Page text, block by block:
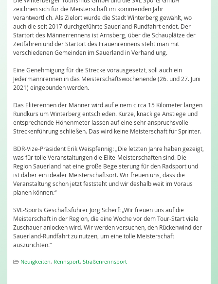
zeichnen sich für die Meisterschaft im kommenden Jahr
verantwortlich. Als Zielort wurde die Stadt Winterberg gewählt, wo
auch die seit 2017 durchgeführte Sauerland-Rundfahrt endet. Der
Startort des Männerrennens ist Arnsberg, über die Schauplätze der
Zeitfahren und der Startort des Frauenrennens steht man mit
verschiedenen Gemeinden im Sauerland in Verhandlung.
Eine Genehmigung für die Strecke vorausgesetzt, soll auch ein
Jedermannrennen in das Meisterschaftswochenende (26. und 27. Juni
2021) eingebunden werden.
Das Eliterennen der Männer wird auf einem circa 15 Kilometer langen
Rundkurs um Winterberg entschieden. Kurze, knackige Anstiege und
entsprechende Höhenmeter lassen auf eine sehr anspruchsvolle
Streckenführung schließen. Das wird keine Meisterschaft für Sprinter.
BDR-Vize-Präsident Erik Weispfennig: „Die letzten Jahre haben gezeigt,
was für tolle Veranstaltungen die Elite-Meisterschaften sind. Die
Region Sauerland hat eine große Begeisterung für den Radsport und
ist daher ein idealer Meisterschaftsort. Wir freuen uns, dass die
Veranstaltung schon jetzt feststeht und wir deshalb weit im Voraus
planen können.“
SVL-Sports Geschäftsführer Jörg Scherf: „Wir freuen uns auf die
Meisterschaft in der Region, die eine Woche vor dem Tour-Start viele
Zuschauer anlocken wird. Wir werden versuchen, den Rückenwind der
Sauerland-Rundfahrt zu nutzen, um eine tolle Meisterschaft
auszurichten.“
Neuigkeiten, Rennsport, Straßenrennsport